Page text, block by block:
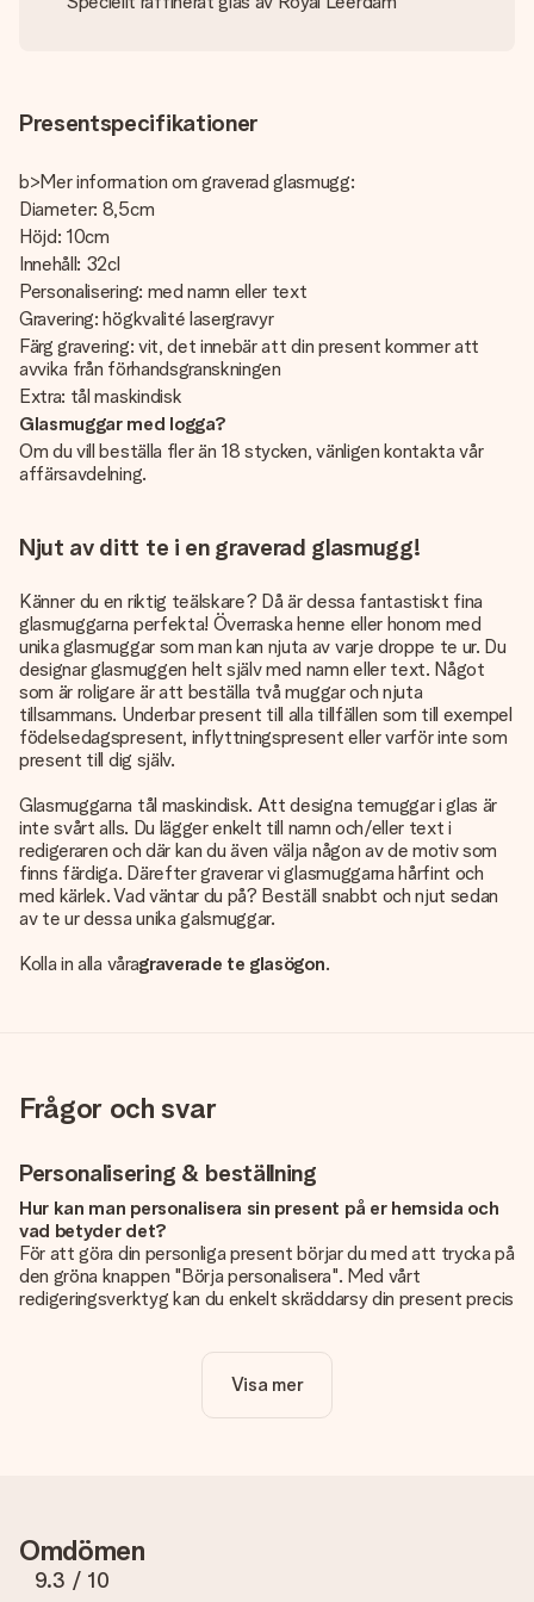
Presentspecifikationer
b>Mer information om graverad glasmugg:
Diameter: 8,5cm
Höjd: 10cm
Innehåll: 32cl
Personalisering: med namn eller text
Gravering: högkvalité lasergravyr
Färg gravering: vit, det innebär att din present kommer att
avvika från förhandsgranskningen
Extra: tål maskindisk
Glasmuggar med logga?
Om du vill beställa fler än 18 stycken, vänligen kontakta vår
affärsavdelning.
Njut av ditt te i en graverad glasmugg!
Känner du en riktig teälskare? Då är dessa fantastiskt fina
glasmuggarna perfekta! Överraska henne eller honom med
unika glasmuggar som man kan njuta av varje droppe te ur. Du
designar glasmuggen helt själv med namn eller text. Något
som är roligare är att beställa två muggar och njuta
tillsammans. Underbar present till alla tillfällen som till exempel
födelsedagspresent, inflyttningspresent eller varför inte som
present till dig själv.
Glasmuggarna tål maskindisk. Att designa temuggar i glas är
inte svårt alls. Du lägger enkelt till namn och/eller text i
redigeraren och där kan du även välja någon av de motiv som
finns färdiga. Därefter graverar vi glasmuggarna hårfint och
med kärlek. Vad väntar du på? Beställ snabbt och njut sedan
av te ur dessa unika galsmuggar.
Kolla in alla våragraverade te glasögon.
Frågor och svar
Personalisering & beställning
Hur kan man personalisera sin present på er hemsida och
vad betyder det?
För att göra din personliga present börjar du med att trycka på
den gröna knappen "Börja personalisera". Med vårt
redigeringsverktyg kan du enkelt skräddarsy din present precis
Kostar det något extra att personalisera sin present?
det viktigt att använda foton av hög kvalitet. Om du är osäker
på kvaliteten på din bild kan du kontakta vår kundtjänst och
bifoga ditt foto tillsammans med den gåva du är intresserad
Visa mer
Omdömen
9.3 / 10